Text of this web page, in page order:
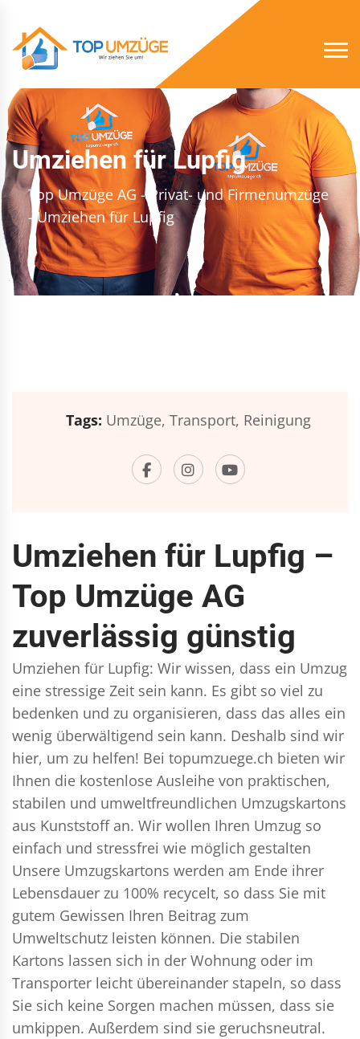
Umziehen für Lupfig
Top Umzüge AG - Privat- und Firmenumzüge
- Umziehen für Lupfig
Tags: Umzüge, Transport, Reinigung
Umziehen für Lupfig –
Top Umzüge AG
zuverlässig günstig
Umziehen für Lupfig: Wir wissen, dass ein Umzug
eine stressige Zeit sein kann. Es gibt so viel zu
bedenken und zu organisieren, dass das alles ein
wenig überwältigend sein kann. Deshalb sind wir
hier, um zu helfen! Bei topumzuege.ch bieten wir
Ihnen die kostenlose Ausleihe von praktischen,
stabilen und umweltfreundlichen Umzugskartons
aus Kunststoff an. Wir wollen Ihren Umzug so
einfach und stressfrei wie möglich gestalten
Unsere Umzugskartons werden am Ende ihrer
Lebensdauer zu 100% recycelt, so dass Sie mit
gutem Gewissen Ihren Beitrag zum
Umweltschutz leisten können. Die stabilen
Kartons lassen sich in der Wohnung oder im
Transporter leicht übereinander stapeln, so dass
Sie sich keine Sorgen machen müssen, dass sie
umkippen. Außerdem sind sie geruchsneutral.